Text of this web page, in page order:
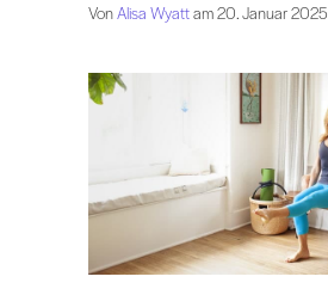
VonAlisa Wyattam 20. Januar 2025